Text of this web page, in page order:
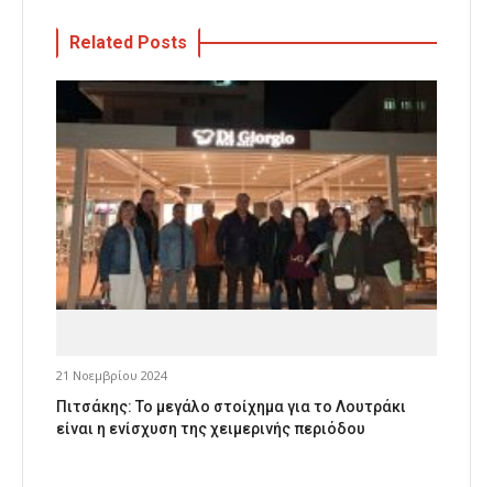
Related Posts
21 Νοεμβρίου 2024
Πιτσάκης: Το μεγάλο στοίχημα για το Λουτράκι
είναι η ενίσχυση της χειμερινής περιόδου